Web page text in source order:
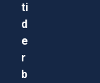
ti
d
e
r
b